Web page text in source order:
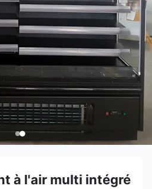
à l'air multi intégré